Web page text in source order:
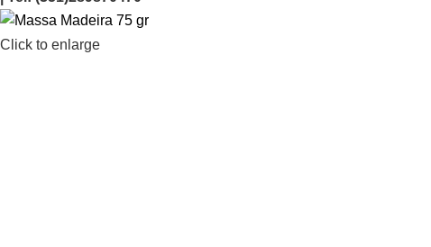
Click to enlarge